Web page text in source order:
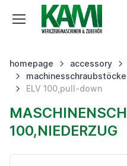
homepage accessory
machinesschraubstöcke
ELV 100,pull-down
100,NIEDERZUG